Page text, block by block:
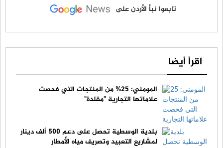
تابعوا نبأ الأردن على
اقرأ أيضا
المومني: 25% من المنتجات التي فحصت
علاماتها التجارية "مقلدة"
بلدية الوسطية تحصل على دعم 500 ألف دينار
لمشاريع التعبيد وتصريف مياه الأمطار